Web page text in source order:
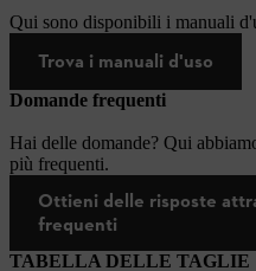
Qui sono disponibili i manuali
Trova i manuali d'uso
Domande frequenti
Hai delle domande? Qui
più frequenti.
Ottieni delle risposte
frequenti
TABELLA DELLE TAGLIE